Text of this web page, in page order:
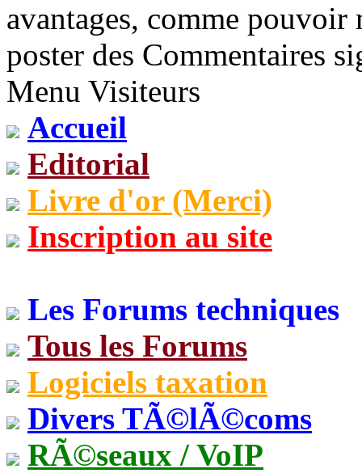
avantages, comme
poster des Commentaires
Menu Visiteurs
Accueil
Editorial
Livre d'or (Merci)
Inscription au site
Les Forums techniques
Tous les Forums
Logiciels taxation
Divers TÃ©lÃ©coms
RÃ©seaux / VoIP